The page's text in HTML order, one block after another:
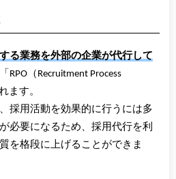
る業務を外部の企業が代行して
RPO（Recruitment Process
ます。
採用活動を効果的に行うには多
必要になるため、採用代行を利
を格段に上げることができま